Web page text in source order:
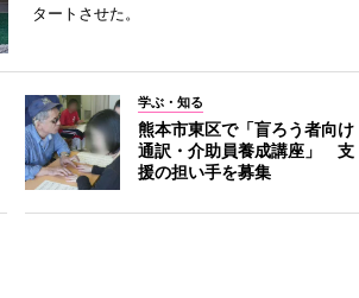
タートさせた。
学ぶ・知る
熊本市東区で「盲ろう者向け
通訳・介助員養成講座」 支
援の担い手を募集